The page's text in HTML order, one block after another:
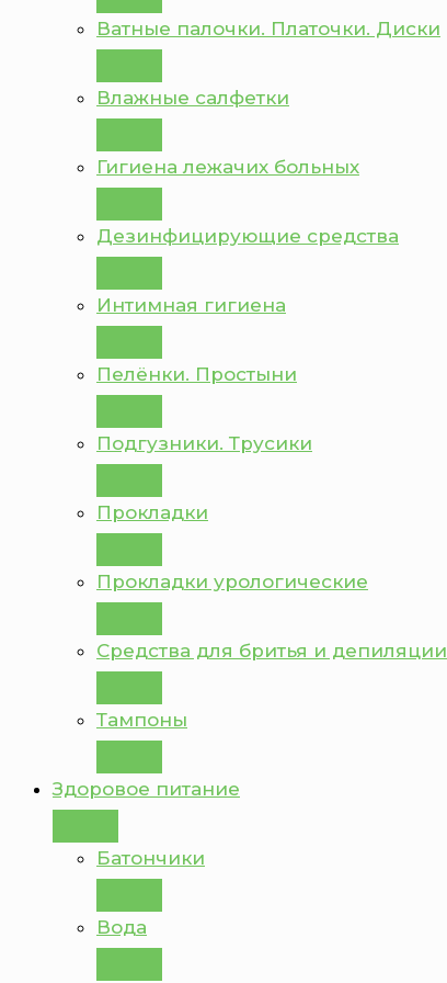
Ватные палочки. Платочки. Диски
Влажные салфетки
Гигиена лежачих больных
Дезинфицирующие средства
Интимная гигиена
Пелёнки. Простыни
Подгузники. Трусики
Прокладки
Прокладки урологические
Средства для бритья и депиляции
Тампоны
Здоровое питание
Батончики
Вода